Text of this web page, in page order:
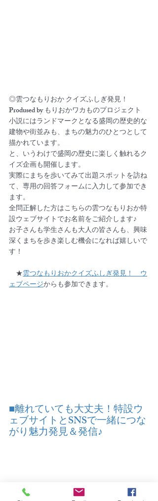
◎雲つなもりおか クイズふしぎ発見！
Prodused by もりおかワカものプロジェクト
小説にはランドマークとなる盛岡の歴史的な
建物や街並みも、まちの魅力のひとつとして
描かれています。
と、いうわけで盛岡の歴史に楽しく触れるク
イズ企画も開催します。
実際にまちを歩いてみて出題スポットを訪ね
て、専用の回答フォームに入力して参加でき
ます。
全問正解した方はこちらの雲つなもりおか特
設ウェブサイトでお名前をご紹介します♪
お子さんも学生さんも大人の皆さんも、興味
深くまちを歩き楽しむ機会になれば嬉しいで
す！
★雲つなもりおかクイズふしぎ発見！　ウ
ェブページからも参加できます。
■離れていても大丈夫！特設ウ
ェブサイトとSNSで一緒につな
がり魅力発見＆発信♪